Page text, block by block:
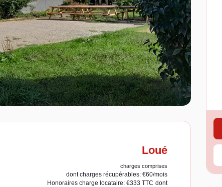
Loué
charges comprises
dont charges récupérables: €60/mois
Honoraires charge locataire: €333 TTC dont